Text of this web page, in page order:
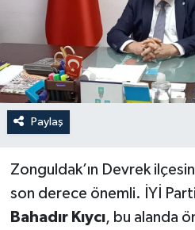
Paylaş
Zonguldak’ın Devrek
son derece önemli. İYİ
Bahadır Kıycı, bu alanda
Mesaj
Dergim
Ulusal